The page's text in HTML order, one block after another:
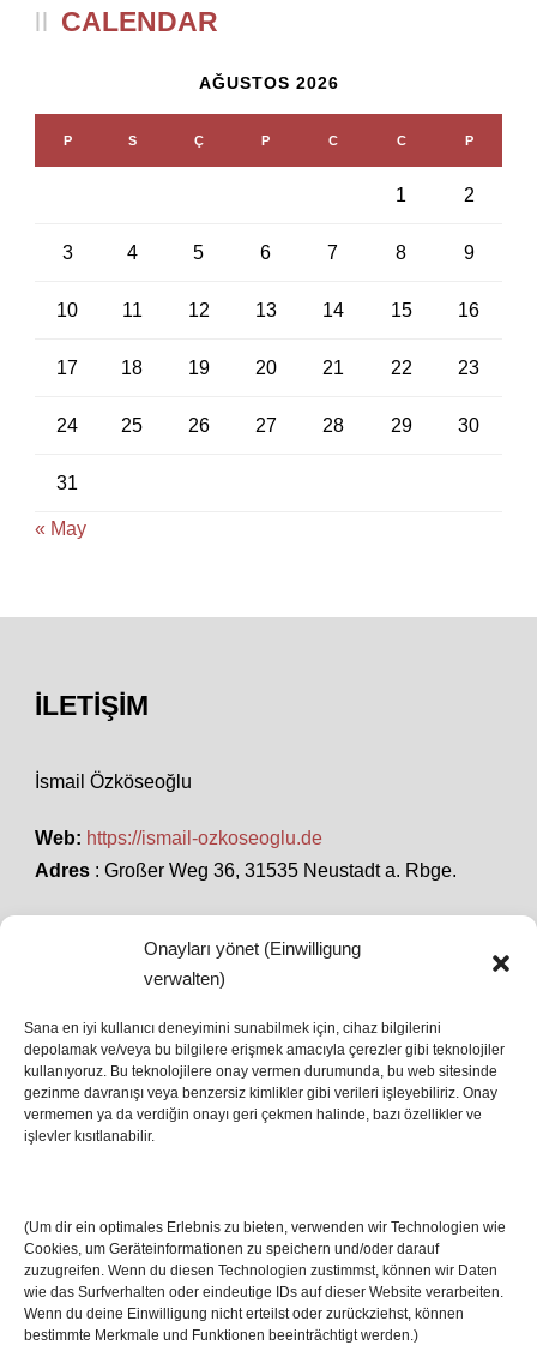
Onayları yönet (Einwilligung
verwalten)
Sana en iyi kullanıcı deneyimini sunabilmek için, cihaz bilgilerini
depolamak ve/veya bu bilgilere erişmek amacıyla çerezler gibi teknolojiler
kullanıyoruz. Bu teknolojilere onay vermen durumunda, bu web sitesinde
gezinme davranışı veya benzersiz kimlikler gibi verileri işleyebiliriz. Onay
vermemen ya da verdiğin onayı geri çekmen halinde, bazı özellikler ve
işlevler kısıtlanabilir.
(Um dir ein optimales Erlebnis zu bieten, verwenden wir Technologien wie
Cookies, um Geräteinformationen zu speichern und/oder darauf
zuzugreifen. Wenn du diesen Technologien zustimmst, können wir Daten
wie das Surfverhalten oder eindeutige IDs auf dieser Website verarbeiten.
Wenn du deine Einwilligung nicht erteilst oder zurückziehst, können
bestimmte Merkmale und Funktionen beeinträchtigt werden.)
CALENDAR
AĞUSTOS 2026
P S Ç P C C P
1 2
3 4 5 6 7 8 9
10 11 12 13 14 15 16
17 18 19 20 21 22 23
24 25 26 27 28 29 30
31
« May
İLETIŞIM
İsmail Özköseoğlu
Web: https://ismail-ozkoseoglu.de
Adres : Großer Weg 36, 31535 Neustadt a. Rbge.
SON HABERLER
İstanbul’da Avrupa Ligi Finali: Freiburg ve Aston
Villa Boğaz’da Tarih Yazmaya Hazırlanıyor
08 May 2026
17 Nis 2026